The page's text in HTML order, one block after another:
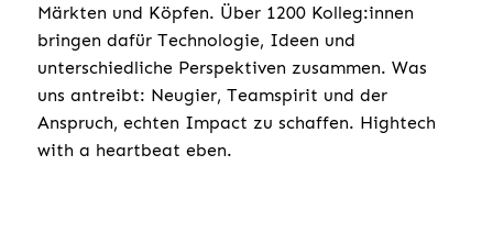
Märkten und Köpfen. Über 1200 Kolleg:innen
bringen dafür Technologie, Ideen und
unterschiedliche Perspektiven zusammen. Was
uns antreibt: Neugier, Teamspirit und der
Anspruch, echten Impact zu schaffen. Hightech
with a heartbeat eben.